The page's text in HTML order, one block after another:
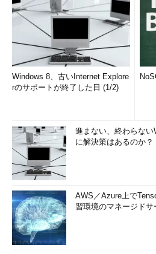
Windows 8、古いInternet Explore
rのサポートが終了した日 (1/2)
進まない、終わらな
に解決策はあるのか？
AWS／Azure上で
習環境のマネージドサ